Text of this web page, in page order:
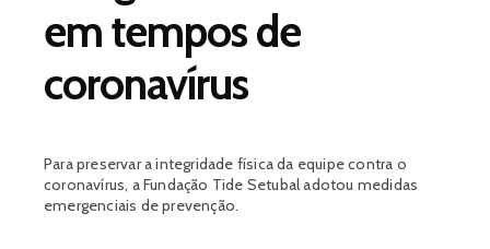
em tempos de
coronavírus
Para preservar a integridade física da equipe contra o
coronavírus, a Fundação Tide Setubal adotou medidas
emergenciais de prevenção.